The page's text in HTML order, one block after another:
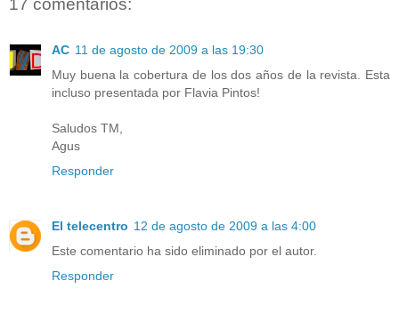
17 comentarios:
AC 11 de agosto de 2009 a las 19:30
Muy buena la cobertura de los dos años de la revista. Esta
incluso presentada por Flavia Pintos!
Saludos TM,
Agus
Responder
El telecentro 12 de agosto de 2009 a las 4:00
Este comentario ha sido eliminado por el autor.
Responder